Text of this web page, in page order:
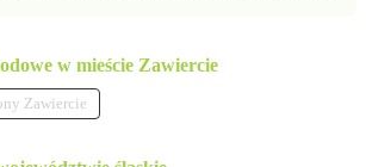
w mieście Zawiercie
Zawiercie